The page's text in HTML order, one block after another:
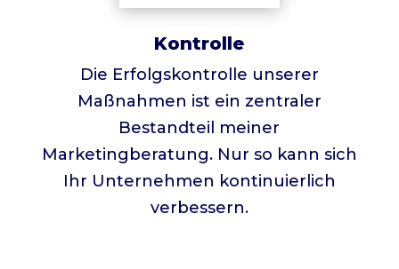
Kontrolle
Die Erfolgskontrolle unserer
Maßnahmen ist ein zentraler
Bestandteil meiner
Marketingberatung. Nur so kann sich
Ihr Unternehmen kontinuierlich
verbessern.